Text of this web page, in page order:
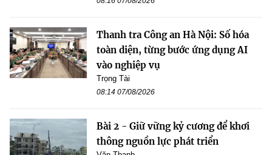
Thanh tra Công an Hà Nội: Số hóa
toàn diện, từng bước ứng dụng AI
vào nghiệp vụ
Trọng Tài
08:14 07/08/2026
Bài 2 - Giữ vững kỷ cương để khơi
thông nguồn lực phát triển